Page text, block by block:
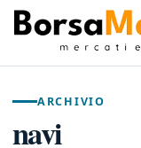
ARCHIVIO
navi